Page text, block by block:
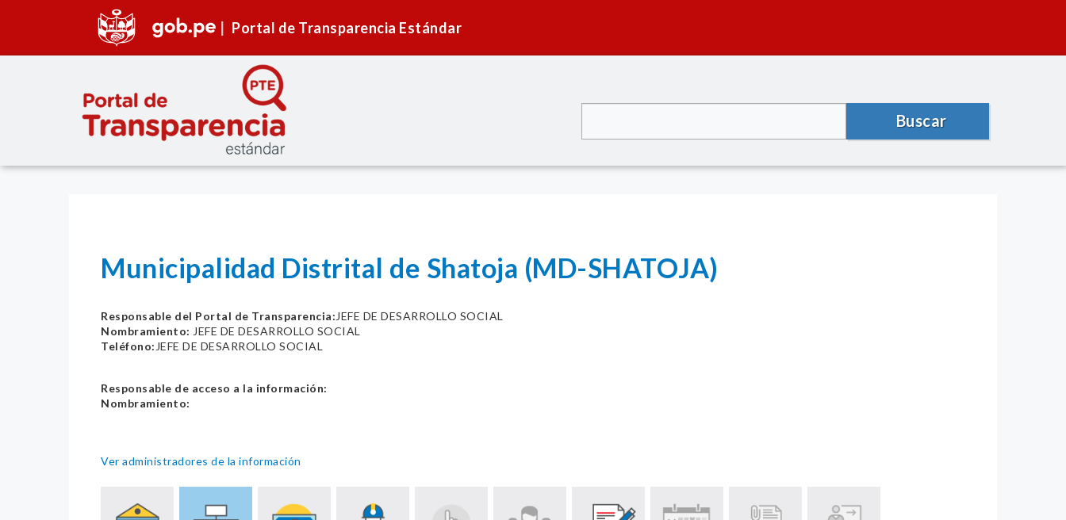
Portal de Transparencia Estándar
Buscar
Municipalidad Distrital de Shatoja (MD-SHATOJA)
Responsable del Portal de Transparencia: JEFE DE DESARROLLO SOCIAL
Nombramiento: JEFE DE DESARROLLO SOCIAL
Teléfono: JEFE DE DESARROLLO SOCIAL
Responsable de acceso a la información:
Nombramiento:
Ver administradores de la información